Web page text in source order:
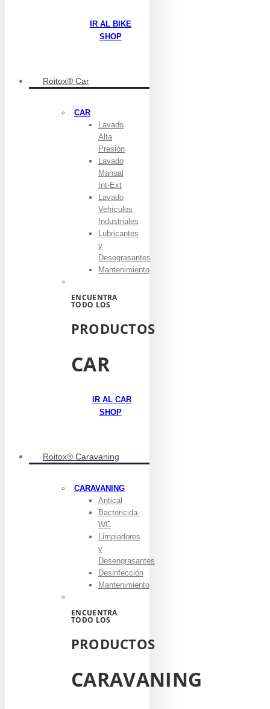
IR AL BIKE
SHOP
Roitox® Car
CAR
Lavado
Alta
Presión
Lavado
Manual
Int-Ext
Lavado
Vehículos
Industriales
Lubricantes
y
Desegrasantes
Mantenimiento
ENCUENTRA
TODO LOS
PRODUCTOS
CAR
IR AL CAR
SHOP
Roitox® Caravaning
CARAVANING
Antical
Bactericida-
WC
Limpiadores
y
Desengrasantes
Desinfección
Mantenimiento
ENCUENTRA
TODO LOS
PRODUCTOS
CARAVANING